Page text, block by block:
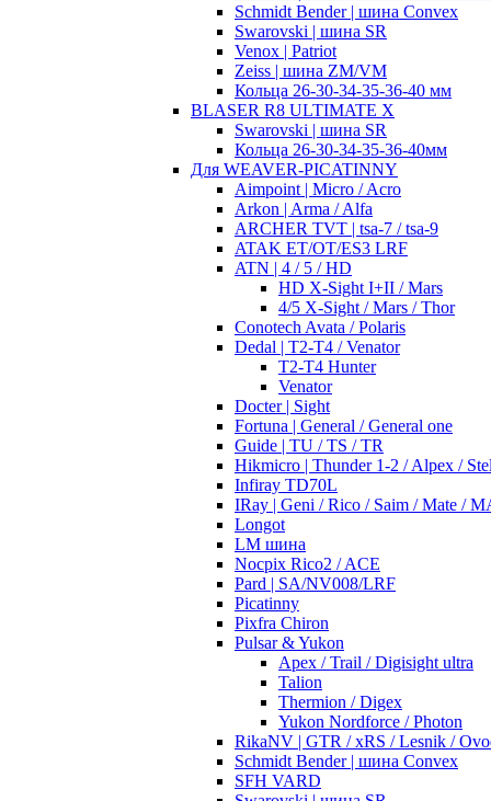
Schmidt Bender | шина Convex
Swarovski | шина SR
Venox | Patriot
Zeiss | шина ZM/VM
Кольца 26-30-34-35-36-40 мм
BLASER R8 ULTIMATE X
Swarovski | шина SR
Кольца 26-30-34-35-36-40мм
Для WEAVER-PICATINNY
Aimpoint | Micro / Acro
Arkon | Arma / Alfa
ARCHER TVT | tsa-7 / tsa-9
ATAK ET/OT/ES3 LRF
ATN | 4 / 5 / HD
HD X-Sight I+II / Mars
4/5 X-Sight / Mars / Thor
Conotech Avata / Polaris
Dedal | T2-T4 / Venator
T2-T4 Hunter
Venator
Docter | Sight
Fortuna | General / General one
Guide | TU / TS / TR
Hikmicro | Thunder 1-2 / Alpex /
Infiray TD70L
IRay | Geni / Rico / Saim / Mate /
Longot
LM шина
Nocpix Rico2 / ACE
Pard | SA/NV008/LRF
Picatinny
Pixfra Chiron
Pulsar & Yukon
Apex / Trail / Digisight ultra
Talion
Thermion / Digex
Yukon Nordforce / Photon
RikaNV | GTR / xRS / Lesnik /
Schmidt Bender | шина Convex
SFH VARD